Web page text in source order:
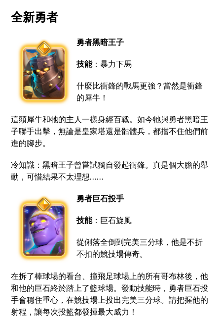
全新勇者
勇者黑暗王子
技能：暴力下馬
什麼比衝鋒的戰馬更強？當然是衝鋒
的犀牛！
這頭犀牛和牠的主人一樣身經百戰。如今牠與勇者黑暗王
子聯手出擊，無論是皇家塔還是骷髏兵，都擋不住他們前
進的腳步。
冷知識：黑暗王子曾嘗試獨自發起衝鋒。真是個大膽的舉
動，可惜結果不太理想……
勇者巨石投手
技能：巨石旋風
從俐落全倒到完美三分球，他是不折
不扣的競技場傳奇。
在拆了棒球場的看台、撞飛足球場上的所有哥布林後，他
和他的巨石終於踏上了籃球場。發動技能時，勇者巨石投
手會穩住重心，在競技場上投出完美三分球。請把握他的
射程，讓每次投籃都發揮最大威力！